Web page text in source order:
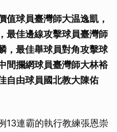
值球員臺灣師大温逸凱，
最佳邊線攻擊球員臺灣師
，最佳舉球員對角攻擊球
間攔網球員臺灣師大林裕
自由球員國北教大陳佑
13連霸的執行教練張恩崇